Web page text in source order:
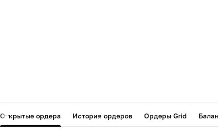
Открытые ордера История ордеров Ордеры Grid